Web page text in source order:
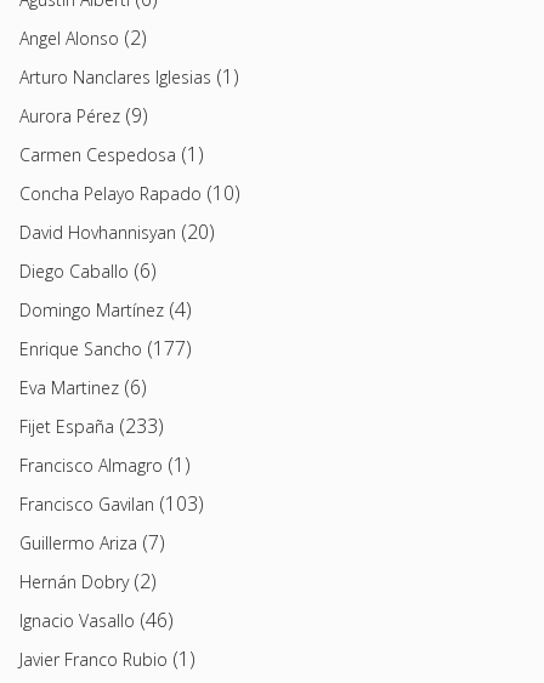
Angel Alonso (2)
Arturo Nanclares Iglesias (1)
Aurora Pérez (9)
Carmen Cespedosa (1)
Concha Pelayo Rapado (10)
David Hovhannisyan (20)
Diego Caballo (6)
Domingo Martínez (4)
Enrique Sancho (177)
Eva Martinez (6)
Fijet España (233)
Francisco Almagro (1)
Francisco Gavilan (103)
Guillermo Ariza (7)
Hernán Dobry(2)
Ignacio Vasallo (46)
Javier Franco Rubio (1)